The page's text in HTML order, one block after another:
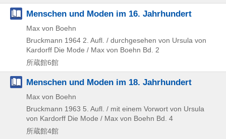
Menschen und Moden im 16. Jahrhundert
Max von Boehn
Bruckmann 1964 2. Aufl. / durchgesehen von Ursula von
Kardorff Die Mode / Max von Boehn Bd. 2
所蔵館6館
Menschen und Moden im 18. Jahrhundert
Max von Boehn
Bruckmann 1963 5. Aufl. / mit einem Vorwort von Ursula
von Kardorff Die Mode / Max von Boehn Bd. 4
所蔵館4館